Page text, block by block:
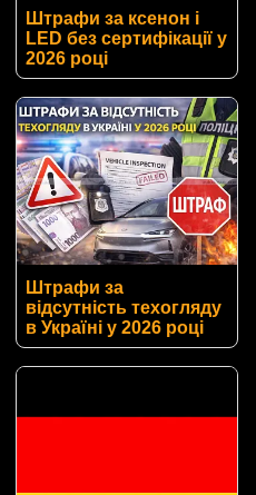
Штрафи за ксенон і
LED без сертифікації у
2026 році
Штрафи за
відсутність техогляду
в Україні у 2026 році